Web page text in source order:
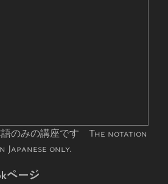
語のみの講座です The notation
Japanese only.
ページ